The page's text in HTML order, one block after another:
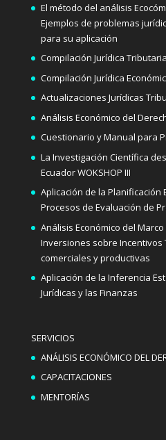
El método del análisis
Ejemplos de problemas
para su aplicación
Compilación Jurídica Tributaria
Compilación Jurídica
Actualizaciones Jurídicas
Análisis Económico del
Cuestionario y Manual para
La Investigación Científica
Ecuador WOKSHOP III
Aplicación de la Planificación
Procesos de Evaluación de
Análisis Económico del
Inversiones sobre
comerciales y productivas
Aplicación de la Inferencia
Jurídicas y las Finanzas
SERVICIOS
ANÁLISIS ECONÓMICO DEL
CAPACITACIONES
MENTORÍAS